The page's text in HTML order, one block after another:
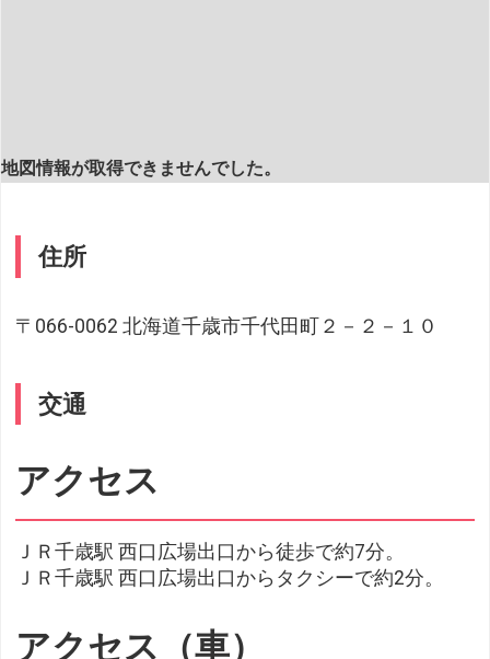
地図情報が取得できませんでした。
住所
〒066-0062 北海道千歳市千代田町２－２－１０
交通
アクセス
ＪＲ千歳駅 西口広場出口から徒歩で約7分。
ＪＲ千歳駅 西口広場出口からタクシーで約2分。
アクセス（車）